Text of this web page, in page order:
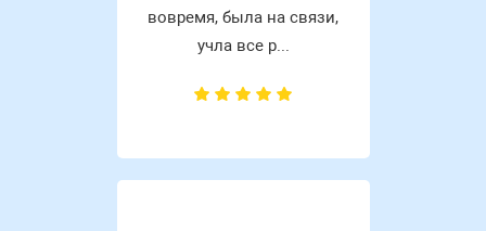
вовремя, была на связи,
учла все р...